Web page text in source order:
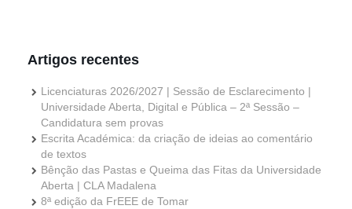
Artigos recentes
Licenciaturas 2026/2027 | Sessão de Esclarecimento |
Universidade Aberta, Digital e Pública – 2ª Sessão –
Candidatura sem provas
Escrita Académica: da criação de ideias ao comentário
de textos
Bênção das Pastas e Queima das Fitas da Universidade
Aberta | CLA Madalena
8ª edição da FrEEE de Tomar